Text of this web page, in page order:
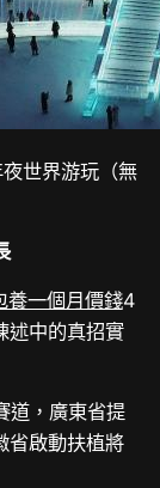
世界游玩（無
養一個月價錢4
述中的真招實
道，廣東省提
省啟動扶植將